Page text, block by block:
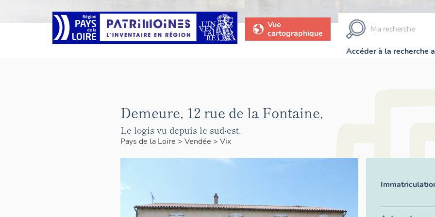
Vue
cartographique
Accéder à la recherche
Demeure, 12 rue de la Fontaine,
Le logis vu depuis le sud-est.
Pays de la Loire > Vendée > Vix